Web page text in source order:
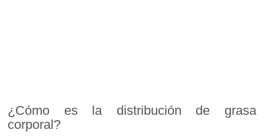
¿Cómo es la distribución de grasa
corporal?